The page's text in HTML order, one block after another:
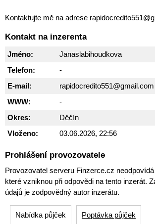
Kontaktujte mě na adrese
Kontakt na inzerenta
Jméno:
Janaslabihoudkova
Telefon:
-
E-mail:
rapidocredito551@gmail.com
WWW:
-
Okres:
Děčín
Vloženo:
03.06.2026, 22:56
Prohlášení provozovatele
Provozovatel serveru Finzerce.cz
které vzniknou při odpovědi na tento inzerát.
údajů je zodpovědný autor inzerátu.
Nabídka půjček Poptávka půjček